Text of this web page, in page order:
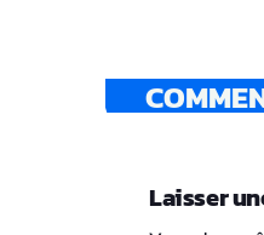
Laisser